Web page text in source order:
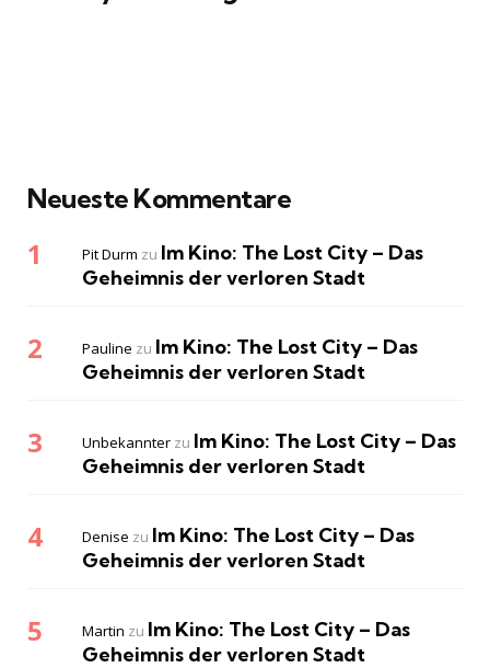
Neueste Kommentare
Pit Durm zu Im Kino: The Lost City – Das
Geheimnis der verloren Stadt
Pauline zu Im Kino: The Lost City – Das
Geheimnis der verloren Stadt
Unbekannter zu Im Kino: The Lost City – Das
Geheimnis der verloren Stadt
Denise zu Im Kino: The Lost City – Das
Geheimnis der verloren Stadt
Martin zu Im Kino: The Lost City – Das
Geheimnis der verloren Stadt